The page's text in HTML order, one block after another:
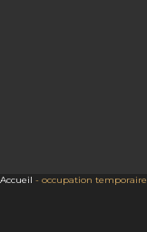
Accueil - occupation temporaire